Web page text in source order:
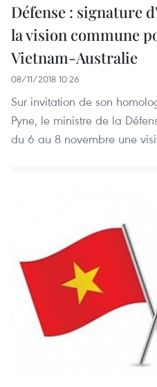
Défense : signature
la vision commune
Vietnam-Australie
08/11/2018 10:26
Sur invitation de son
Pyne, le ministre de la
du 6 au 8 novembre une